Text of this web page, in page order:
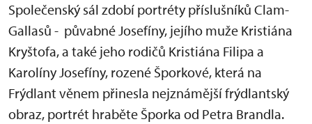
Společenský sál zdobí portréty příslušníků Clam-
Gallasů - půvabné Josefíny, jejího muže Kristiána
Kryštofa, a také jeho rodičů Kristiána Filipa a
Karolíny Josefíny, rozené Šporkové, která na
Frýdlant věnem přinesla nejznámější frýdlantský
obraz, portrét hraběte Šporka od Petra Brandla.